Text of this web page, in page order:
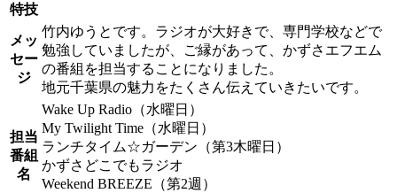
特技
メッ
セー
ジ
竹内ゆうとです。ラジオが大好きで、専門学校などで
勉強していましたが、ご縁があって、かずさエフエム
の番組を担当することになりました。
地元千葉県の魅力をたくさん伝えていきたいです。
担当
番組
名
Wake Up Radio（水曜日）
My Twilight Time（水曜日）
ランチタイム☆ガーデン（第3木曜日）
かずさどこでもラジオ
Weekend BREEZE（第2週）